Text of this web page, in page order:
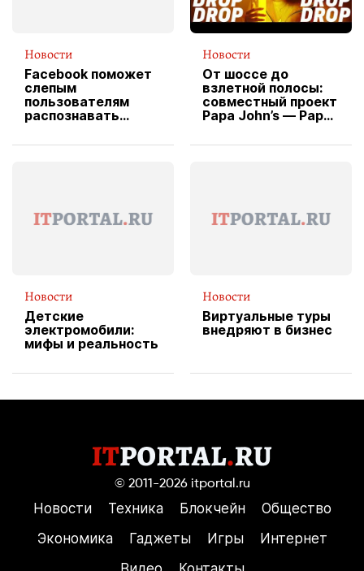
Новости
Facebook поможет
слепым
пользователям
распознавать
Новости
От шоссе до
взлетной полосы:
совместный проект
Papa John’s — Papa
вводит
Новости
Детские
электромобили:
мифы и реальность
Новости
Виртуальные туры
внедряют в бизнес
© 2011-2026 itportal.ru
Новости Техника Блокчейн
Общество
Экономика
Гаджеты Игры
Интернет